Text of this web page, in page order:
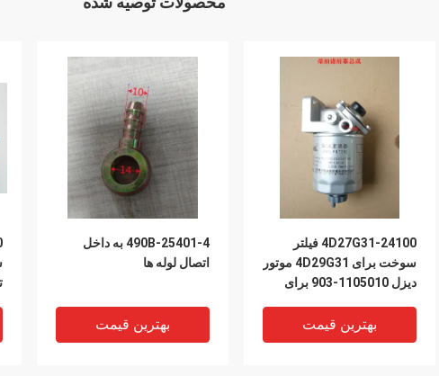
490B-25401-4 به داخل
اتصال لوله ها
بهترین قیمت
4D27G31-24100 فیلتر
سوخت برای 4D29G31 موتور
دیزل 1105010-903 برای
بهترین قیمت